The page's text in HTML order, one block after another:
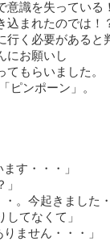
意識を失っている
込まれたのでは！
行く必要があると
にお願いし
てもらいました。
ピンポーン」。
す・・・」
。今起きました
てなくて」
ません・・・」